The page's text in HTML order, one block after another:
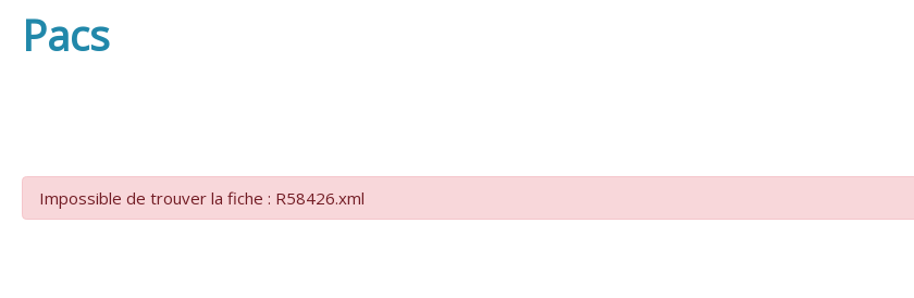
Pacs
Impossible de trouver la fiche : R58426.xml